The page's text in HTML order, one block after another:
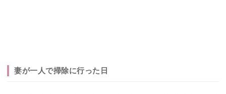
妻が一人で掃除に行った日